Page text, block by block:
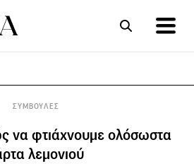
ΣΥΜΒΟΥΛΕΣ
να φτιάχνουμε ολόσωστα
λεμονιού